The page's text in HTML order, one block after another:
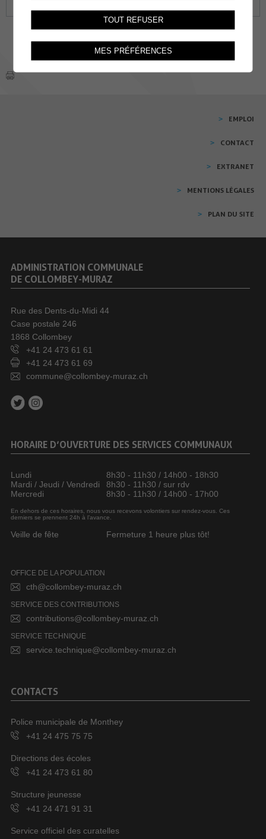
EMPLOI
CONTACT
EXTRANET
MENTIONS LÉGALES
PLAN DU SITE
ADMINISTRATION COMMUNALE
DE COLLOMBEY-MURAZ
Rue des Dents-du-Midi 44
Case postale 246
1868 Collombey
+41 24 473 61 61
+41 24 473 61 69
commune@collombey-muraz.ch
HORAIRE D’OUVERTURE DES SERVICES COMMUNAUX
Lundi
8h30 - 11h30 / 14h00 - 18h30
Mardi / Jeudi / Vendredi
8h30 - 11h30 / sur rdv
Mercredi
8h30 - 11h30 / 14h00 - 17h00
En dehors de ces horaires, nous vous recevons volontiers sur rendez-vous. Ces
derniers se prennent 24h à l’avance.
Veille de fête Fermeture 1 heure plus tôt!
OFFICE DE LA POPULATION
cth@collombey-muraz.ch
SERVICE DES CONTRIBUTIONS
contributions@collombey-muraz.ch
SERVICE TECHNIQUE
service.technique@collombey-muraz.ch
CONTACTS
Police municipale de Monthey
+41 24 475 75 75
Directions des écoles
+41 24 473 61 80
Structure jeunesse
+41 24 471 91 31
Service officiel des curatelles
TOUT REFUSER
MES PRÉFÉRENCES